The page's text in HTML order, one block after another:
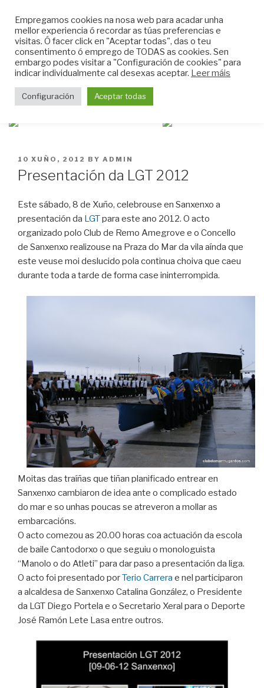
content
CLUB DO MAR DE
MUGARDOS
Web do Club do Mar de Mugardos
POSTED
ON
10 XUÑO, 2012 BY ADMIN
Presentación da LGT 2012
Este sábado, 8 de Xuño, celebrouse en Sanxenxo a
presentación da LGTpara este ano 2012. O acto
organizado polo Club de Remo Amegrove e o Concello
de Sanxenxo realizouse na Praza do Mar da vila aínda que
este veuse moi deslucido pola continua choiva que caeu
durante toda a tarde de forma case ininterrompida.
Moitas das traíñas que tiñan planificado entrear en
Sanxenxo cambiaron de idea ante o complicado estado
do mar e so unhas poucas se atreveron a mollar as
embarcacións.
O acto comezou as 20.00 horas coa actuación da escola
de baile Cantodorxo o que seguiu o monologuista
“Manolo o do Atleti” para dar paso a presentación da liga.
O acto foi presentado porTerio Carrera e nel participaron
a alcaldesa de Sanxenxo Catalina González, o Presidente
da LGT Diego Portela e o Secretario Xeral para o Deporte
José Ramón Lete Lasa entre outros.
Empregamos cookies na nosa web para acadar unha
mellor experiencia ó recordar as túas preferencias e
visitas. Ó facer click en "Aceptar todas", das o teu
consentimento ó emprego de TODAS as cookies. Sen
embargo podes visitar a "Configuración de cookies" para
indicar individualmente cal desexas aceptar. Leer máis
Configuración Aceptar todas